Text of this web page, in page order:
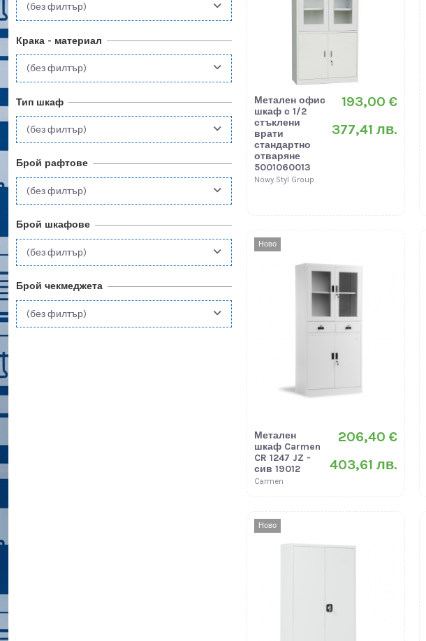
Метален офис
шкаф с 1/2
стъклени
врати
стандартно
отваряне
5001060013
Nowy Styl Group
193,00 €
377,41 лв.
Ново
Метален
шкаф Carmen
CR 1247 JZ -
сив 19012
Carmen
206,40 €
403,61 лв.
Ново
(без филтър)
Крака - материал
(без филтър)
Тип шкаф
(без филтър)
Брой рафтове
(без филтър)
Брой шкафове
(без филтър)
Брой чекмеджета
(без филтър)